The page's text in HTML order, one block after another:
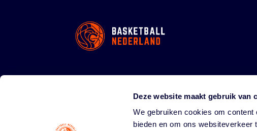
Deze website maakt gebruik van
We gebruiken cookies om
bieden en om ons